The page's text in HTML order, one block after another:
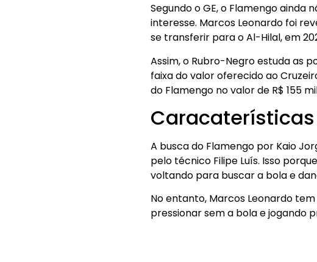
Segundo o GE, o Flamengo
interesse. Marcos Leonardo foi
se transferir para o Al-Hilal, em
Assim, o Rubro-Negro estuda as
faixa do valor oferecido ao
do Flamengo no valor de R$ 155
A busca do Flamengo por Kaio
pelo técnico Filipe Luís. Isso
voltando para buscar a bola e
No entanto, Marcos Leonardo
pressionar sem a bola e jogando